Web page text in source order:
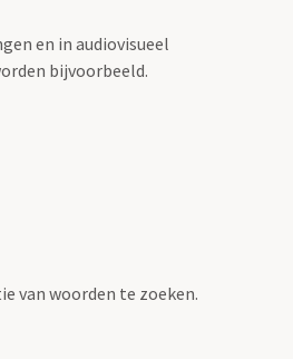
en in audiovisueel
bijvoorbeeld.
van woorden te zoeken.